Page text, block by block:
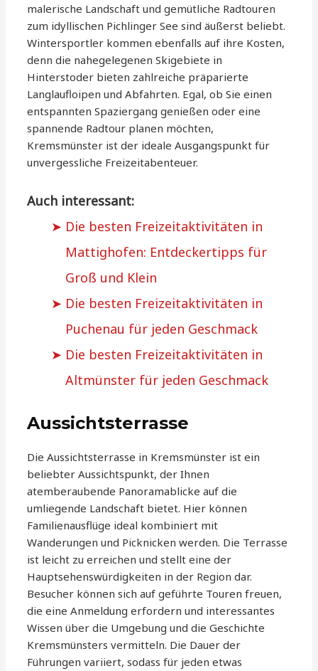
malerische Landschaft und gemütliche Radtouren
zum idyllischen Pichlinger See sind äußerst beliebt.
Wintersportler kommen ebenfalls auf ihre Kosten,
denn die nahegelegenen Skigebiete in
Hinterstoder bieten zahlreiche präparierte
Langlaufloipen und Abfahrten. Egal, ob Sie einen
entspannten Spaziergang genießen oder eine
spannende Radtour planen möchten,
Kremsmünster ist der ideale Ausgangspunkt für
unvergessliche Freizeitabenteuer.
Auch interessant:
Die besten Freizeitaktivitäten in
Mattighofen: Entdeckertipps für
Groß und Klein
Die besten Freizeitaktivitäten in
Puchenau für jeden Geschmack
Die besten Freizeitaktivitäten in
Altmünster für jeden Geschmack
Aussichtsterrasse
Die Aussichtsterrasse in Kremsmünster ist ein
beliebter Aussichtspunkt, der Ihnen
atemberaubende Panoramablicke auf die
umliegende Landschaft bietet. Hier können
Familienausflüge ideal kombiniert mit
Wanderungen und Picknicken werden. Die Terrasse
ist leicht zu erreichen und stellt eine der
Hauptsehenswürdigkeiten in der Region dar.
Besucher können sich auf geführte Touren freuen,
die eine Anmeldung erfordern und interessantes
Wissen über die Umgebung und die Geschichte
Kremsmünsters vermitteln. Die Dauer der
Führungen variiert, sodass für jeden etwas